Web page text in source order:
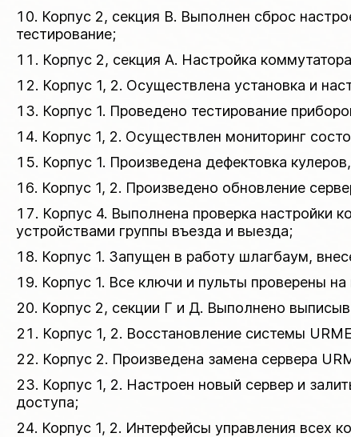
Корпус 2, секция В. Выполнен сброс
тестирование;
Корпус 2, секция А. Настройка
Корпус 1, 2. Осуществлена установка и
Корпус 1. Проведено тестирование
Корпус 1, 2. Осуществлен мониторинг
Корпус 1. Произведена дефектовка
Корпус 1, 2. Произведено обновление
Корпус 4. Выполнена проверка настройки
устройствами группы въезда и выезда;
Корпус 1. Запущен в работу шлагбаум,
Корпус 1. Все ключи и пульты проверены
Корпус 2, секции Г и Д. Выполнено
Корпус 1, 2. Восстановление системы
Корпус 2. Произведена замена сервера
Корпус 1, 2. Настроен новый сервер и
доступа;
Корпус 1, 2. Интерфейсы управления всех